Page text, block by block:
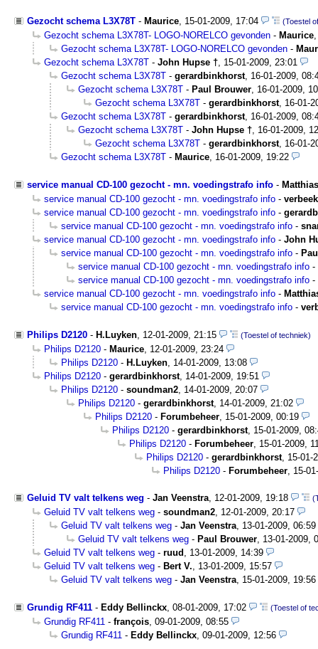
Gezocht schema L3X78T - Maurice, 15-01-2009, 17:04 (Toestel
Gezocht schema L3X78T- LOGO-NORELCO gevonden - Maurice
Gezocht schema L3X78T- LOGO-NORELCO gevonden -
Gezocht schema L3X78T - John Hupse †, 15-01-2009, 23:01
Gezocht schema L3X78T - gerardbinkhorst, 16-01-2009,
Gezocht schema L3X78T - Paul Brouwer, 16-01-2009,
Gezocht schema L3X78T - gerardbinkhorst, 16-01-
Gezocht schema L3X78T - gerardbinkhorst, 16-01-2009,
Gezocht schema L3X78T - John Hupse †, 16-01-2009,
Gezocht schema L3X78T - gerardbinkhorst, 16-01-
Gezocht schema L3X78T - Maurice, 16-01-2009, 19:22
service manual CD-100 gezocht - mn. voedingstrafo info -
service manual CD-100 gezocht - mn. voedingstrafo info - verbeek
service manual CD-100 gezocht - mn. voedingstrafo info -
service manual CD-100 gezocht - mn. voedingstrafo info -
service manual CD-100 gezocht - mn. voedingstrafo info - John
service manual CD-100 gezocht - mn. voedingstrafo info -
service manual CD-100 gezocht - mn. voedingstrafo info -
service manual CD-100 gezocht - mn. voedingstrafo info -
service manual CD-100 gezocht - mn. voedingstrafo info -
service manual CD-100 gezocht - mn. voedingstrafo info -
Philips D2120 - H.Luyken 12-01-2009, 21:15 (Toestel of techniek)
Philips D2120 - Maurice 12-01-2009, 23:24
Philips D2120 - H.Luyken 14-01-2009, 13:08
Philips D2120 - gerardbinkhorst, 14-01-2009, 19:51
Philips D2120 - soundman2 14-01-2009, 20:07
Philips D2120 - gerardbinkhorst, 14-01-2009, 21:02
Philips D2120 - Forumbeheer 15-01-2009, 00:19
Philips D2120 - gerardbinkhorst, 15-01-2009,
Philips D2120 - Forumbeheer 15-01-2009,
Philips D2120 - gerardbinkhorst, 15-01-
Philips D2120 - Forumbeheer 15-
Geluid TV valt telkens weg - Jan Veenstra, 12-01-2009, 19:18
Geluid TV valt telkens weg - soundman2, 12-01-2009, 20:17
Geluid TV valt telkens weg - Jan Veenstra, 13-01-2009, 06:59
Geluid TV valt telkens weg - Paul Brouwer, 13-01-2009,
Geluid TV valt telkens weg - ruud , 13-01-2009, 14:39
Geluid TV valt telkens weg - Bert V., 13-01-2009, 15:57
Geluid TV valt telkens weg - Jan Veenstra, 15-01-2009, 19:56
Grundig RF411 - Eddy Bellinckx, 08-01-2009, 17:02 (Toestel of
Grundig RF411 - françois, 09-01-2009, 08:55
Grundig RF411 - Eddy Bellinckx, 09-01-2009, 12:56